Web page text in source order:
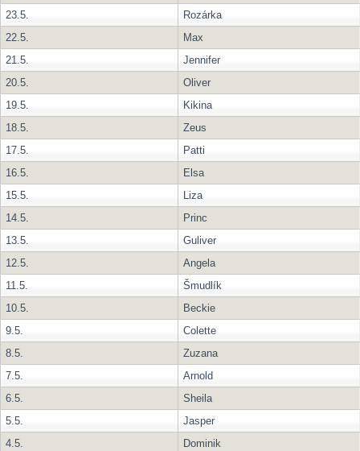
23.5.
Rozárka
22.5.
Max
21.5.
Jennifer
20.5.
Oliver
19.5.
Kikina
18.5.
Zeus
17.5.
Patti
16.5.
Elsa
15.5.
Liza
14.5.
Princ
13.5.
Guliver
12.5.
Angela
11.5.
Šmudlík
10.5.
Beckie
9.5.
Colette
8.5.
Zuzana
7.5.
Arnold
6.5.
Sheila
5.5.
Jasper
4.5.
Dominik